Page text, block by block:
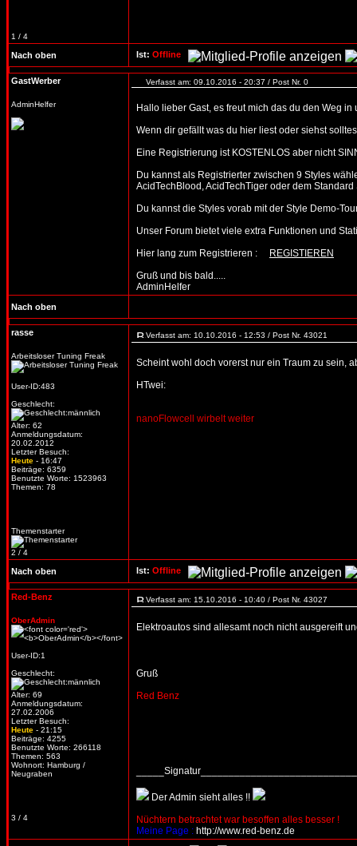
1 / 4
Nach oben Ist: Offline
GastWerber
AdminHelfer
Verfasst am: 09.10.2016 - 20:37 / Post Nr. 0
Hallo lieber Gast, es freut mich das du den Weg
Wenn dir gefällt was du hier liest oder siehst
Eine Registrierung ist KOSTENLOS aber nicht
Du kannst als Registrierter zwischen 9 Styles
AcidTechBlood, AcidTechTiger oder dem Standard
Du kannst die Styles vorab mit der Style
Unser Forum bietet viele extra Funktionen und
Hier lang zum Registrieren :
REGISTIEREN
Gruß und bis bald.....
AdminHelfer
Nach oben
rasse
Arbeitsloser Tuning Freak
User-ID:483
Geschlecht:
Alter: 62
Anmeldungsdatum:
20.02.2012
Letzter Besuch:
Heute - 16:47
Beiträge: 6359
Benutzte Worte: 1523963
Themen: 78
Themenstarter
2 / 4
Verfasst am: 10.10.2016 - 12:53 / Post Nr. 43021
Scheint wohl doch vorerst nur ein Traum zu sein,
HTwei:
nanoFlowcell wirbelt weiter
Nach oben Ist: Offline
Red-Benz
OberAdmin
User-ID:1
Geschlecht:
Alter: 69
Anmeldungsdatum:
27.02.2006
Letzter Besuch:
Heute - 21:15
Beiträge: 4255
Benutzte Worte: 266118
Themen: 563
Wohnort: Hamburg /
Neugraben
3 / 4
Verfasst am: 15.10.2016 - 10:40 / Post Nr. 43027
Elektroautos sind allesamt noch nicht ausgereift
Gruß
Red Benz
Der Admin sieht alles !!
Nüchtern betrachtet war besoffen alles besser !
Meine Page : http://www.red-benz.de